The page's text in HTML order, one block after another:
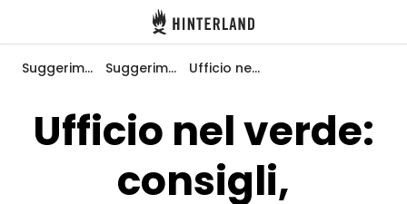
Hinterland
Suggerimenti e ispirazione Suggerimenti e ispirazioni Ufficio nel verde: consigli, campeggi e cabine per il vostro spazio lavoro nell’hinterland
Ufficio nel verde:
consigli,